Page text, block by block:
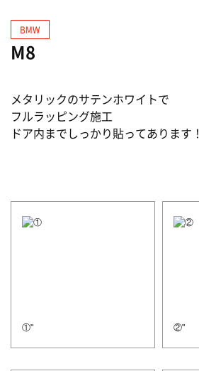
BMW
M8
メタリックのサテンホワイトで
フルラッピング施工
ドア内までしっかり貼ってあります！
①" ②"